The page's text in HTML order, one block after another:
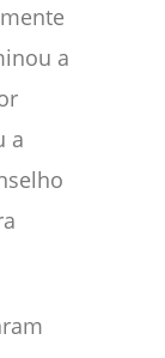
a
a